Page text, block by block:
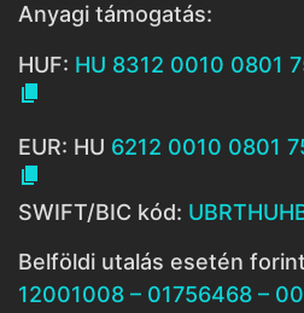
Anyagi támogatás:
HUF: HU 8312 0010 0801

EUR: HU 6212 0010 0801

SWIFT/BIC kód:
Belföldi utalás esetén
12001008 – 01756468 –